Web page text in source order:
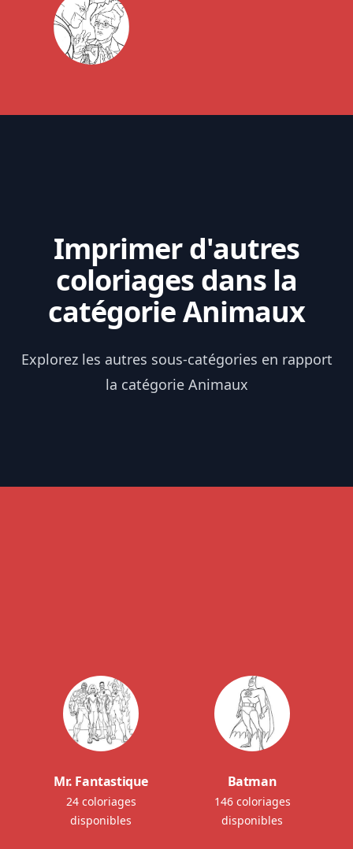
Imprimer d'autres
coloriages dans la
catégorie Animaux
Explorez les autres sous-catégories en rapport
la catégorie Animaux
Mr. Fantastique
24 coloriages
disponibles
Batman
146 coloriages
disponibles